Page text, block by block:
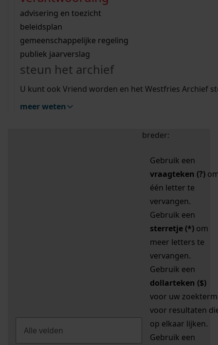
bouwvergunningen
omgevingsvergunningen
vergunningen
beeld en geluid
uitleg nodig?
Wij helpen u op weg met een aantal zoektips.
bekijk alle zoektips
Wij helpen u op weg met een aantal zoektips.
bekijk alle zoektips
bekijk ons geschiedenislokaal
advisering en toezicht
beleidsplan
gemeenschappelijke regeling
publiek jaarverslag
steun het archief
U kunt ook Vriend worden en het Westfries Archief
meer weten
zoektips
Mijn Studiezaal (inloggen)
uw zoekopdracht te
breder:
Gebruik een
vraagteken (?)
één letter te
vervangen.
Gebruik een
sterretje (*) om
meer letters te
vervangen.
Gebruik een
dollarteken ($)
voor uw zoekterm
voor resultaten
op elkaar lijken.
Gebruik een